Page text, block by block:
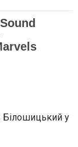
Білошицький у